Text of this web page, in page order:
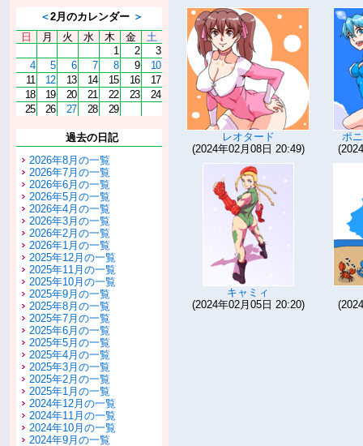
＜2月のカレンダー ＞
日
月 火 水 木 金
土
1
2
3
4
5 6 7 8 9
10
11
12 13 14 15 16
17
18
19 20 21 22 23
24
25
26 27 28 29
過去の日記
2026年8月の一覧
2026年7月の一覧
2026年6月の一覧
2026年5月の一覧
2026年4月の一覧
2026年3月の一覧
2026年2月の一覧
2026年1月の一覧
2025年12月の一覧
2025年11月の一覧
2025年10月の一覧
2025年9月の一覧
2025年8月の一覧
2025年7月の一覧
2025年6月の一覧
2025年5月の一覧
2025年4月の一覧
2025年3月の一覧
2025年2月の一覧
2025年1月の一覧
2024年12月の一覧
2024年11月の一覧
2024年10月の一覧
2024年9月の一覧
レオタード
(2024年02月08日 20:49)
ポ
キャミィ
(2024年02月05日 20:20)